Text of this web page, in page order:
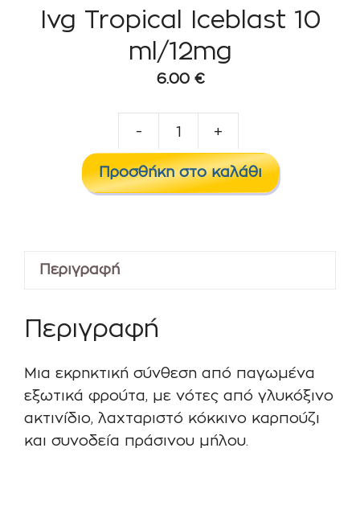
Ivg Tropical Iceblast 10
ml/12mg
6.00 €
-
Tropical
Iceblast
+
Προσθήκη στο καλάθι
Περιγραφή
Περιγραφή
Μια εκρηκτική σύνθεση από παγωμένα
εξωτικά φρούτα, με νότες από γλυκόξινο
ακτινίδιο, λαχταριστό κόκκινο καρπούζι
και συνοδεία πράσινου μήλου.